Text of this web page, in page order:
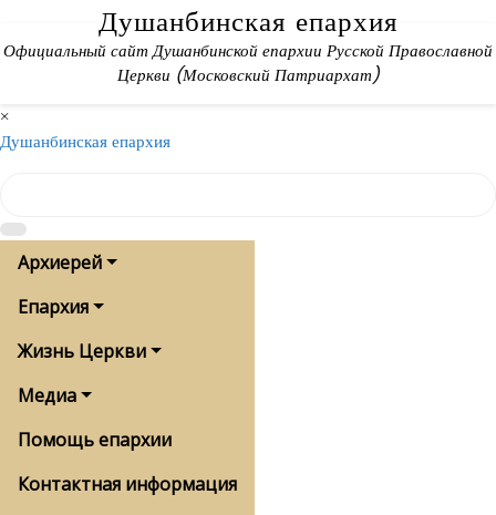
content
Душанбинская епархия
Официальный сайт Душанбинской епархии Русской Православной
Церкви (Московский Патриархат)
×
Душанбинская епархия
Архиерей
Епархия
Жизнь Церкви
Медиа
Помощь епархии
Контактная информация